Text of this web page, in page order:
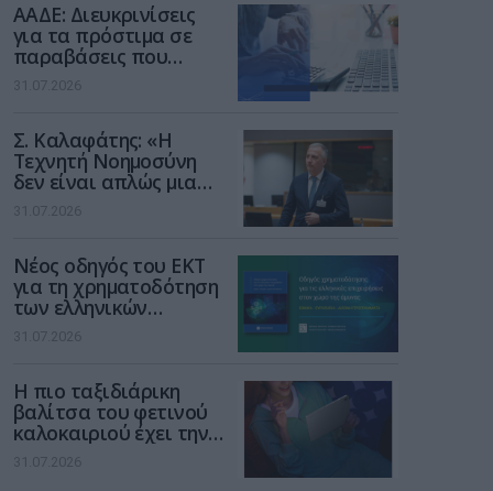
ΑΑΔΕ: Διευκρινίσεις
για τα πρόστιμα σε
παραβάσεις που
αφορούν τους ΦΗΜ
31.07.2026
Σ. Καλαφάτης: «Η
Τεχνητή Νοημοσύνη
δεν είναι απλώς μια
νέα τεχνολογία, είναι
μια νέα βιομηχανική
31.07.2026
Νέος οδηγός του ΕΚΤ
για τη χρηματοδότηση
των ελληνικών
επιχειρήσεων στον
χώρο της άμυνας
31.07.2026
Η πιο ταξιδιάρικη
βαλίτσα του φετινού
καλοκαιριού έχει την
υπογραφή της Xiaomi
31.07.2026